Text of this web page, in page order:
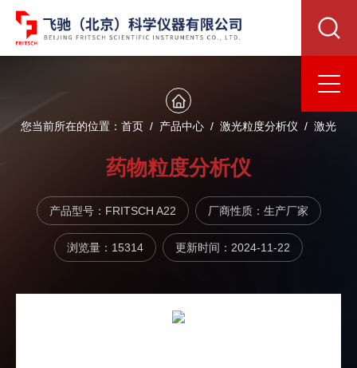
您当前所在的位置： 首页 / 产品中心 / 激光粒度分析仪 / 激光
药物粒度分析仪
产品型号：FRITSCH A22 厂商性质：生产厂家
浏览量：15314 更新时间：2024-11-22